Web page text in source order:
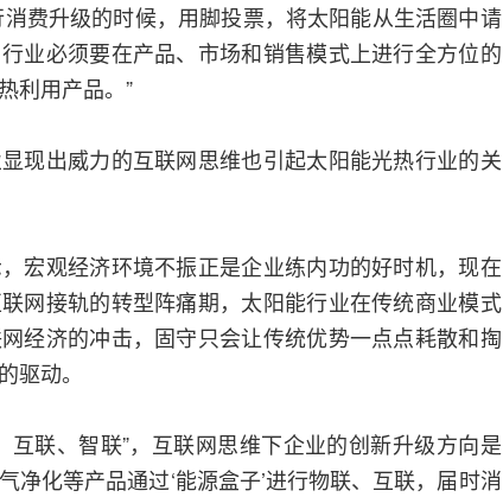
费升级的时候，用脚投票，将太阳能从生活圈中请
业必须要在产品、市场和销售模式上进行全方位的
利用产品。”
出威力的互联网思维也引起太阳能光热行业的关
观经济环境不振正是企业练内功的好时机，现在
网接轨的转型阵痛期，太阳能行业在传统商业模式
经济的冲击，固守只会让传统优势一点点耗散和掏
驱动。
联、智联”，互联网思维下企业的创新升级方向是
净化等产品通过‘能源盒子’进行物联、互联，届时消